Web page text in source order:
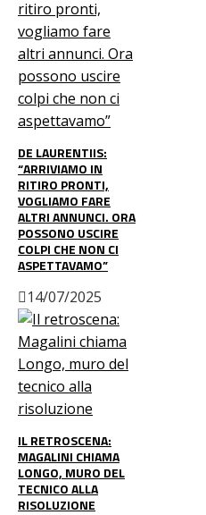
DE LAURENTIIS:
“ARRIVIAMO IN
RITIRO PRONTI,
VOGLIAMO FARE
ALTRI ANNUNCI. ORA
POSSONO USCIRE
COLPI CHE NON CI
ASPETTAVAMO”
14/07/2025
IL RETROSCENA:
MAGALINI CHIAMA
LONGO, MURO DEL
TECNICO ALLA
RISOLUZIONE